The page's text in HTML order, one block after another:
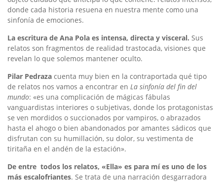
donde cada historia resuena en nuestra mente como una
sinfonía de emociones.
La escritura de Ana Pola es intensa, directa y visceral. Sus
relatos son fragmentos de realidad trastocada, visiones que
revelan lo que solemos mantener oculto.
Pilar Pedraza cuenta muy bien en la contraportada qué tipo
de relatos nos vamos a encontrar en La sinfonía del fin del
mundo: «es una complicación de mágicas fábulas
vanguardistas interiores o subjetivas, donde los protagonistas
se ven mordidos o succionados por vampiros, o abrazados
hasta el ahogo o bien abandonados por amantes sádicos que
disfrutan con su humillación, su dolor, su vestimenta de
tiritaña en el andén de la estación».
De entre todos los relatos, «Ella» es para mí es uno de los
más escalofriantes. Se trata de una narración desgarradora